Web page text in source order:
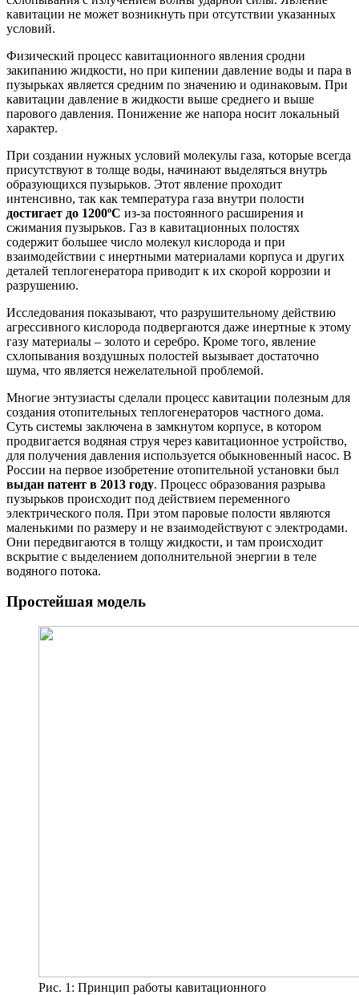
кавитации не может возникнуть при отсутствии указанных
условий.
Физический процесс кавитационного явления сродни
закипанию жидкости, но при кипении давление воды и пара в
пузырьках является средним по значению и одинаковым. При
кавитации давление в жидкости выше среднего и выше
парового давления. Понижение же напора носит локальный
характер.
При создании нужных условий молекулы газа, которые всегда
присутствуют в толще воды, начинают выделяться внутрь
образующихся пузырьков. Этот явление проходит
интенсивно, так как температура газа внутри полости
достигает до 1200ºС из-за постоянного расширения и
сжимания пузырьков. Газ в кавитационных полостях
содержит большее число молекул кислорода и при
взаимодействии с инертными материалами корпуса и других
деталей теплогенератора приводит к их скорой коррозии и
разрушению.
Исследования показывают, что разрушительному действию
агрессивного кислорода подвергаются даже инертные к этому
газу материалы – золото и серебро. Кроме того, явление
схлопывания воздушных полостей вызывает достаточно
шума, что является нежелательной проблемой.
Многие энтузиасты сделали процесс кавитации полезным для
создания отопительных теплогенераторов частного дома.
Суть системы заключена в замкнутом корпусе, в котором
продвигается водяная струя через кавитационное устройство,
для получения давления используется обыкновенный насос. В
России на первое изобретение отопительной установки был
выдан патент в 2013 году. Процесс образования разрыва
пузырьков происходит под действием переменного
электрического поля. При этом паровые полости являются
маленькими по размеру и не взаимодействуют с электродами.
Они передвигаются в толщу жидкости, и там происходит
вскрытие с выделением дополнительной энергии в теле
водяного потока.
Простейшая модель
Рис. 1: Принцип работы кавитационного